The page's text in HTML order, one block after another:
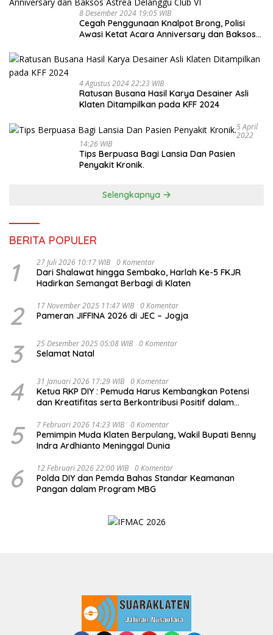
8 Desember 2024 19:05 WIB
Cegah Penggunaan Knalpot Brong, Polisi
Awasi Ketat Acara Anniversary dan Baksos
4 Agustus 2024 22:23 WIB
Ratusan Busana Hasil Karya Desainer Asli
Klaten Ditampilkan pada KFF 2024
5 April
2022
14:26 WIB
Tips Berpuasa Bagi Lansia Dan Pasien
Penyakit Kronik.
Selengkapnya
BERITA POPULER
1 27 Juli 2026 10:17 WIB 0 Komentar
Dari Shalawat hingga Sembako, Harlah Ke-5 FKJR
Hadirkan Semangat Berbagi di Klaten
2 17 November 2025 11:47 WIB 0 Komentar
Pameran JIFFINA 2026 di JEC – Jogja
3 25 Desember 2025 05:08 WIB 0 Komentar
Selamat Natal
4 31 Januari 2026 17:29 WIB 0 Komentar
Ketua RKP DIY : Pemuda Harus Kembangkan Potensi
dan Kreatifitas serta Berkontribusi Positif dalam
5 7 Februari 2026 14:23 WIB 0 Komentar
Pemimpin Muda Klaten Berpulang, Wakil Bupati Benny
Indra Ardhianto Meninggal Dunia
6 12 Februari 2026 22:00 WIB 0 Komentar
Polda DIY dan Pemda Bahas Standar Keamanan
Pangan dalam Program MBG